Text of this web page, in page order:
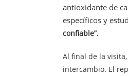
antioxidante de
específicos y
confiable”.
Al final de la
intercambio. El